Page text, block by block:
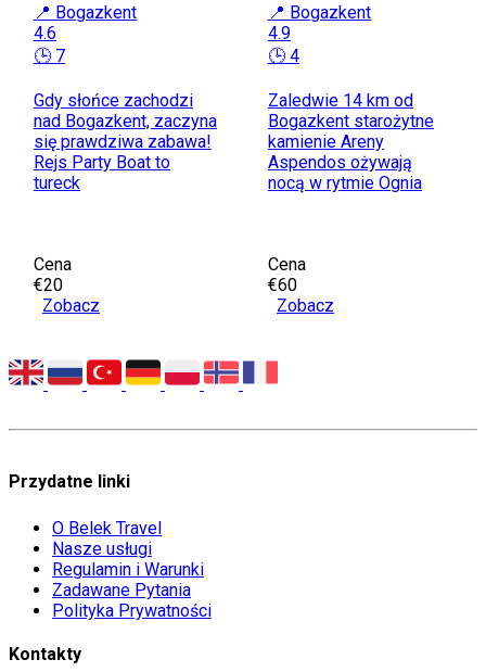
📍 Bogazkent
4.6
🕒 7
Gdy słońce zachodzi
nad Bogazkent, zaczyna
się prawdziwa zabawa!
Rejs Party Boat to
tureck
Cena
€20
Zobacz
📍 Bogazkent
4.9
🕒 4
Zaledwie 14 km od
Bogazkent starożytne
kamienie Areny
Aspendos ożywają
nocą w rytmie Ognia
Cena
€60
Zobacz
Przydatne linki
O Belek Travel
Nasze usługi
Regulamin i Warunki
Zadawane Pytania
Polityka Prywatności
Kontakty